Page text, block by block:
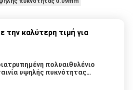
την καλύτερη τιμή για
πολυαιθυλένιο
υψηλής πυκνότητας